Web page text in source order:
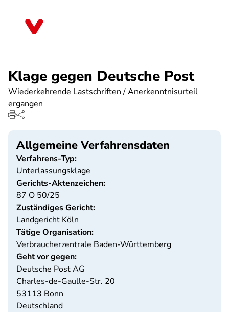
Klage gegen Deutsche Post
Wiederkehrende Lastschriften / Anerkenntnisurteil
ergangen
Allgemeine Verfahrensdaten
Verfahrens-Typ:
Unterlassungsklage
Gerichts-Aktenzeichen:
87 O 50/25
Zuständiges Gericht:
Landgericht Köln
Tätige Organisation:
Verbraucherzentrale Baden-Württemberg
Geht vor gegen:
Deutsche Post AG
Charles-de-Gaulle-Str. 20
53113 Bonn
Deutschland